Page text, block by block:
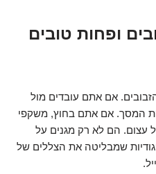
ופחות טובים
אם אתם עובדים מול
המסך. אם אתם בחוץ, משקפי
עצום. הם לא רק מגנים על
שמבליטה את הצללים של